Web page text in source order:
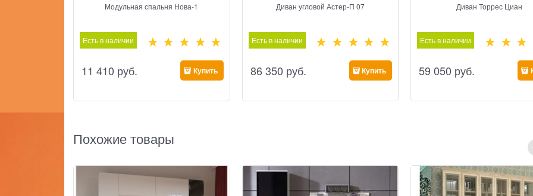
Модульная спальня Нова-1
Есть в наличии
11 410 руб. Купить
Диван угловой Астер-П 07
Есть в наличии
86 350 руб. Купить
Диван Торрес Циан
Есть в наличии
59 050 руб.
Похожие товары